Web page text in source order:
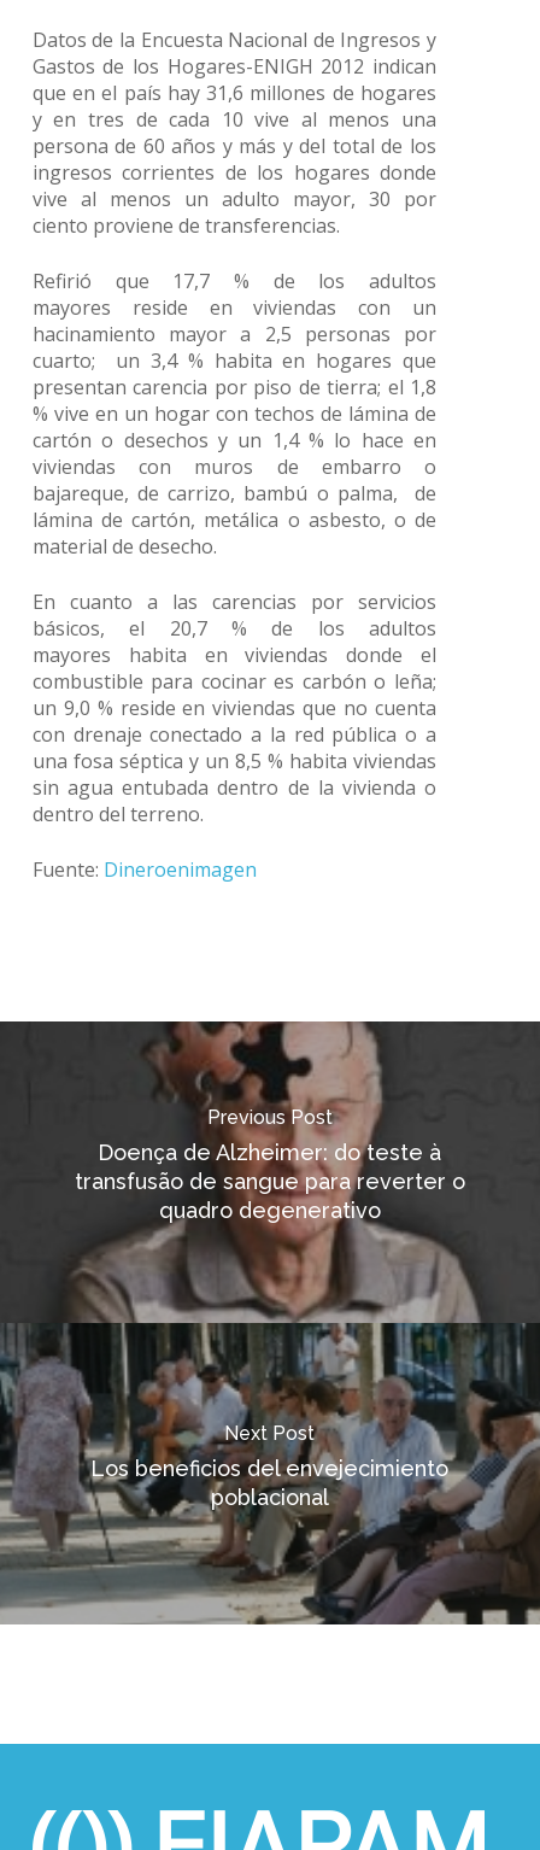
Datos de la Encuesta Nacional de Ingresos y
Gastos de los Hogares-ENIGH 2012 indican
que en el país hay 31,6 millones de hogares
y en tres de cada 10 vive al menos una
persona de 60 años y más y del total de los
ingresos corrientes de los hogares donde
vive al menos un adulto mayor, 30 por
ciento proviene de transferencias.
Refirió que 17,7 % de los adultos
mayores reside en viviendas con un
hacinamiento mayor a 2,5 personas por
cuarto; un 3,4 % habita en hogares que
presentan carencia por piso de tierra; el 1,8
% vive en un hogar con techos de lámina de
cartón o desechos y un 1,4 % lo hace en
viviendas con muros de embarro o
bajareque, de carrizo, bambú o palma, de
lámina de cartón, metálica o asbesto, o de
material de desecho.
En cuanto a las carencias por servicios
básicos, el 20,7 % de los adultos
mayores habita en viviendas donde el
combustible para cocinar es carbón o leña;
un 9,0 % reside en viviendas que no cuenta
con drenaje conectado a la red pública o a
una fosa séptica y un 8,5 % habita viviendas
sin agua entubada dentro de la vivienda o
dentro del terreno.
Fuente: Dineroenimagen
Previous Post
Doença de Alzheimer: do teste à
transfusão de sangue para reverter o
quadro degenerativo
Next Post
Los beneficios del envejecimiento
poblacional